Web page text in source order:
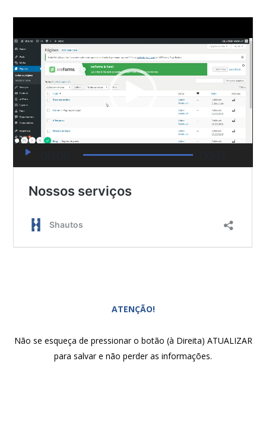
de
vídeo
ATENÇÃO!
Não se esqueça de pressionar o botão (à Direita) ATUALIZAR
para salvar e não perder as informações.